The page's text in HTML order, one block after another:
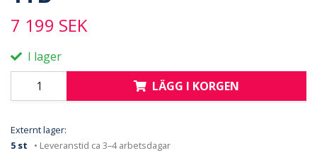
7 199 SEK
I lager
LÄGG I KORGEN
Externt lager:
5 st
• Leveranstid ca 3–4 arbetsdagar